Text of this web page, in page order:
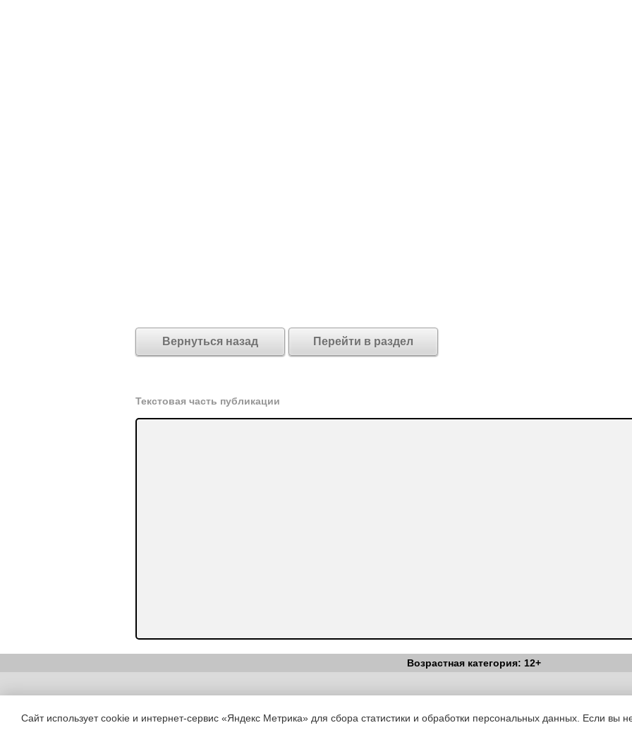
Вернуться назад Перейти в раздел
Текстовая часть публикации
Возрастная категория: 12+
Copyright (c) |Вестник Педагога|Об издании|Условия|Политика
Сайт использует cookie и интернет-сервис «Яндекс Метрика» для сбора статистики и обработки персональных данных. Если вы